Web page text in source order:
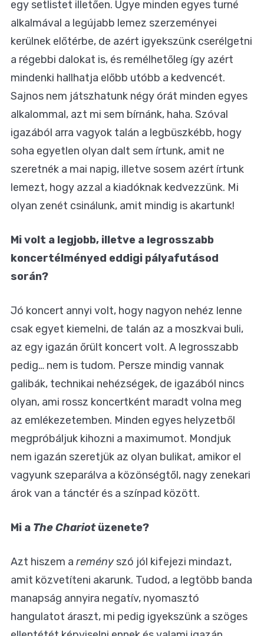
egy setlistet illetően. Ugye minden egyes turné
alkalmával a legújabb lemez szerzeményei
kerülnek előtérbe, de azért igyekszünk cserélgetni
a régebbi dalokat is, és remélhetőleg így azért
mindenki hallhatja előbb utóbb a kedvencét.
Sajnos nem játszhatunk négy órát minden egyes
alkalommal, azt mi sem bírnánk, haha. Szóval
igazából arra vagyok talán a legbüszkébb, hogy
soha egyetlen olyan dalt sem írtunk, amit ne
szeretnék a mai napig, illetve sosem azért írtunk
lemezt, hogy azzal a kiadóknak kedvezzünk. Mi
olyan zenét csinálunk, amit mindig is akartunk!
Mi volt a legjobb, illetve a legrosszabb
koncertélményed eddigi pályafutásod
során?
Jó koncert annyi volt, hogy nagyon nehéz lenne
csak egyet kiemelni, de talán az a moszkvai buli,
az egy igazán őrült koncert volt. A legrosszabb
pedig… nem is tudom. Persze mindig vannak
galibák, technikai nehézségek, de igazából nincs
olyan, ami rossz koncertként maradt volna meg
az emlékezetemben. Minden egyes helyzetből
megpróbáljuk kihozni a maximumot. Mondjuk
nem igazán szeretjük az olyan bulikat, amikor el
vagyunk szeparálva a közönségtől, nagy zenekari
árok van a tánctér és a színpad között.
Mi a The Chariotüzenete?
Azt hiszem a reményszó jól kifejezi mindazt,
amit közvetíteni akarunk. Tudod, a legtöbb banda
manapság annyira negatív, nyomasztó
hangulatot áraszt, mi pedig igyekszünk a szöges